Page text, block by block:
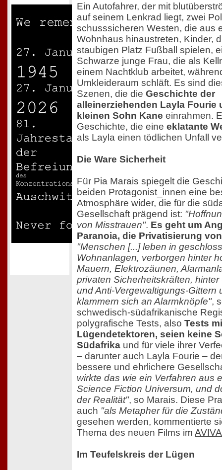
Ein Autofahrer, der mit
auf seinem Lenkrad liegt, zwei
schusssicheren Westen, die aus
Wohnhaus hinaustreten, Kinder,
staubigen Platz Fußball spielen,
Schwarze junge Frau, die als
einem Nachtklub arbeitet,
Umkleideraum schläft. Es sind
Szenen, die die Geschichte der
alleinerziehenden Layla Fourie
kleinen Sohn Kane einrahmen.
Geschichte, die eine eklatante
als Layla einen tödlichen Unfall
Die Ware Sicherheit
Für Pia Marais spiegelt die
beiden Protagonist_innen eine
Atmosphäre wider, die für die
Gesellschaft prägend ist:
von Misstrauen". Es geht um
Paranoia, die Privatisierung
"Menschen [...] leben in
Wohnanlagen, verborgen hinter
Mauern, Elektrozäunen,
privaten Sicherheitskräften, hinter
und Anti-Vergewaltigungs-Gittern
klammern sich an Alarmknöpfe",
schwedisch-südafrikanische
polygrafische Tests, also Tests
Lügendetektoren, seien keine
Südafrika und für viele ihrer
– darunter auch Layla Fourie –
bessere und ehrlichere
wirkte das wie ein Verfahren aus
Science Fiction Universum, und
der Realität", so Marais. Diese
auch "als Metapher für die
gesehen werden, kommentierte
Thema des neuen Films im
Im Teufelskreis der Lügen